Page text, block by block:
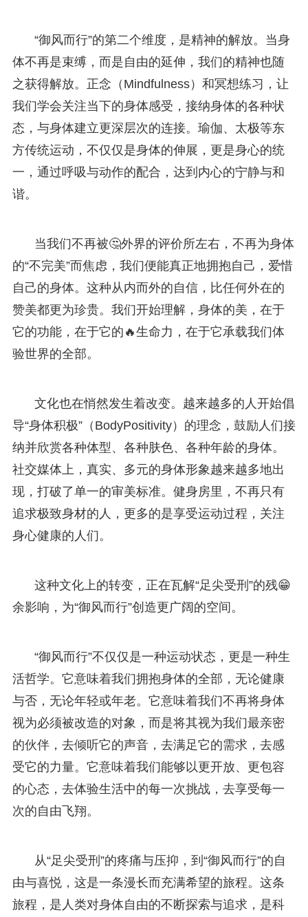
“御风而行”的第二个维度，是精神的解放。当身
体不再是束缚，而是自由的延伸，我们的精神也随
之获得解放。正念（Mindfulness）和冥想练习，让
我们学会关注当下的身体感受，接纳身体的各种状
态，与身体建立更深层次的连接。瑜伽、太极等东
方传统运动，不仅仅是身体的伸展，更是身心的统
一，通过呼吸与动作的配合，达到内心的宁静与和
谐。
当我们不再被🤔外界的评价所左右，不再为身体
的“不完美”而焦虑，我们便能真正地拥抱自己，爱惜
自己的身体。这种从内而外的自信，比任何外在的
赞美都更为珍贵。我们开始理解，身体的美，在于
它的功能，在于它的🔥生命力，在于它承载我们体
验世界的全部。
文化也在悄然发生着改变。越来越多的人开始倡
导“身体积极”（BodyPositivity）的理念，鼓励人们接
纳并欣赏各种体型、各种肤色、各种年龄的身体。
社交媒体上，真实、多元的身体形象越来越多地出
现，打破了单一的审美标准。健身房里，不再只有
追求极致身材的人，更多的是享受运动过程，关注
身心健康的人们。
这种文化上的转变，正在瓦解“足尖受刑”的残😁
余影响，为“御风而行”创造更广阔的空间。
“御风而行”不仅仅是一种运动状态，更是一种生
活哲学。它意味着我们拥抱身体的全部，无论健康
与否，无论年轻或年老。它意味着我们不再将身体
视为必须被改造的对象，而是将其视为我们最亲密
的伙伴，去倾听它的声音，去满足它的需求，去感
受它的力量。它意味着我们能够以更开放、更包容
的心态，去体验生活中的每一次挑战，去享受每一
次的自由飞翔。
从“足尖受刑”的疼痛与压抑，到“御风而行”的自
由与喜悦，这是一条漫长而充满希望的旅程。这条
旅程，是人类对身体自由的不断探索与追求，是科